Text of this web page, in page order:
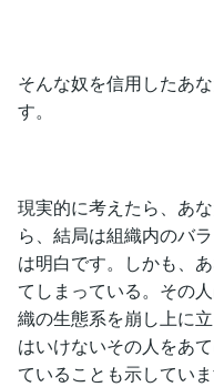
そんな奴を信用したあ
す。
現実的に考えたら、あ
ら、結局は組織内のバ
は明白です。しかも、
てしまっている。その
織の生態系を崩し上に
はいけないその人をあ
ていることも示していま